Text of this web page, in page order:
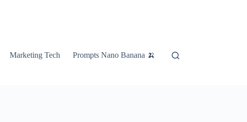
Marketing Tech Prompts Nano Banana 🍌